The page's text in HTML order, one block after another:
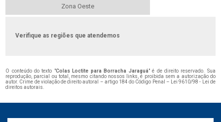
Zona Oeste
Verifique as regiões que atendemos
O conteúdo do texto "Colas Loctite para Borracha Jaraguá" é de direito reservado. Sua
reprodução, parcial ou total, mesmo citando nossos links, é proibida sem a autorização do
autor. Crime de violação de direito autoral – artigo 184 do Código Penal – Lei 9610/98 - Lei de
direitos autorais.